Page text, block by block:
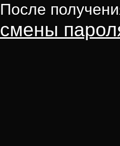
После
смены